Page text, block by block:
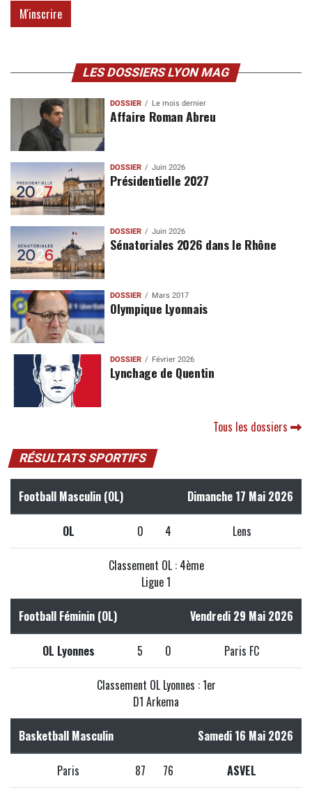
LES DOSSIERS LYON MAG
DOSSIER Le mois dernier
Affaire Roman Abreu
DOSSIER Juin 2026
Présidentielle 2027
DOSSIER Juin 2026
Sénatoriales 2026 dans le Rhône
DOSSIER Mars 2017
Olympique Lyonnais
DOSSIER Février 2026
Lynchage de Quentin
Tous les dossiers
RÉSULTATS SPORTIFS
Football Masculin (OL) Dimanche 17 Mai 2026
OL 0 4 Lens
Classement OL : 4ème
Ligue 1
Football Féminin (OL) Vendredi 29 Mai 2026
OL Lyonnes 5 0 Paris FC
Classement OL Lyonnes : 1er
D1 Arkema
Basketball Masculin Samedi 16 Mai 2026
Paris 87 76 ASVEL